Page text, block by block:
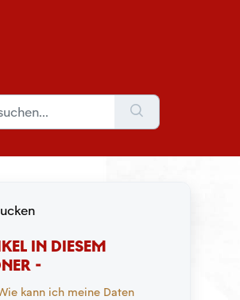
IN DIESEM
-
kann ich meine Daten